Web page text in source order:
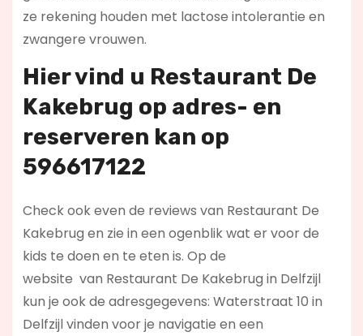
ze rekening houden met lactose intolerantie en
zwangere vrouwen.
Hier vind u Restaurant De
Kakebrug op adres- en
reserveren kan op
596617122
Check ook even de reviews van Restaurant De
Kakebrug en zie in een ogenblik wat er voor de
kids te doen en te eten is. Op de
website van Restaurant De Kakebrug in Delfzijl
kun je ook de adresgegevens: Waterstraat 10 in
Delfzijl vinden voor je navigatie en een